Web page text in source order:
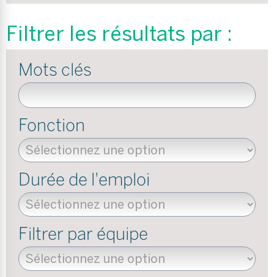
Filtrer les résultats par :
Filtres de recherche
Mots clés
Fonction
Durée de l'emploi
Filtrer par équipe